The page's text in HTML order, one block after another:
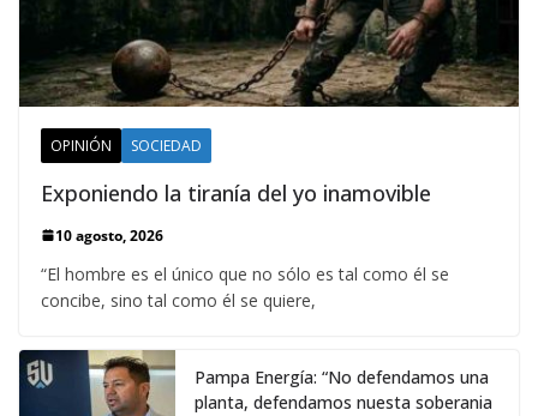
OPINIÓN SOCIEDAD
Exponiendo la tiranía del yo inamovible
10 agosto, 2026
“El hombre es el único que no sólo es tal como él se
concibe, sino tal como él se quiere,
Pampa Energía: “No defendamos una
planta, defendamos nuesta soberania